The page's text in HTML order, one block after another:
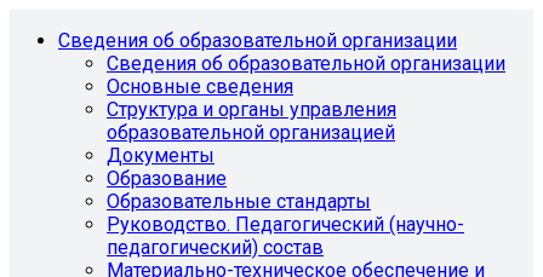
Сведения об образовательной организации
Сведения об образовательной организации
Основные сведения
Структура и органы управления
образовательной организацией
Документы
Образование
Образовательные стандарты
Руководство. Педагогический (научно-
педагогический) состав
Материально-техническое обеспечение и